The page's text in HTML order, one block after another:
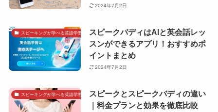
2024年7月2日
スピーキングが学べる英語学習アプリスピークバディはAIと英会話レッ
スンができるアプリ！おすすめポ
イントまとめ
2024年7月2日
スピーキングが学べる英語学習アプリスピークとスピークバディの違い
｜料金プランと効果を徹底比較